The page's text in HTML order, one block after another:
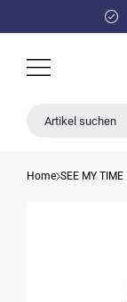
INHALT
Artikel suchen
Home SEE MY TIME